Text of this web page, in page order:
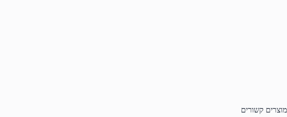
מוצרים קשורים